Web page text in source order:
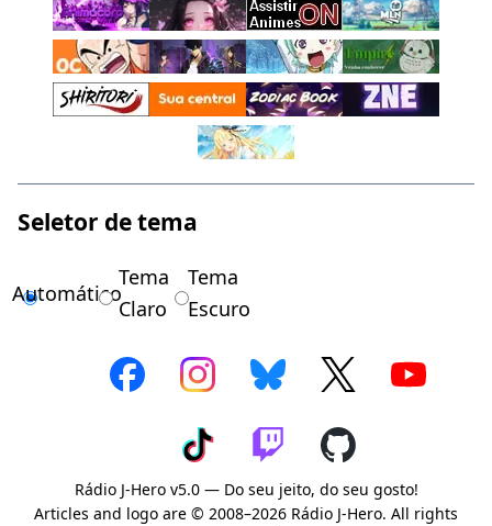
Seletor de tema
Automático
Tema
Claro
Tema
Escuro
Rádio J-Hero v5.0 — Do seu jeito, do seu gosto!
Articles and logo are © 2008–2026 Rádio J-Hero. All rights